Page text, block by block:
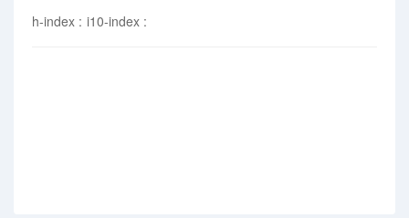
h-index : i10-index :